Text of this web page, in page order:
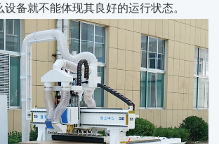
备就不能体现其良好的运行状态。